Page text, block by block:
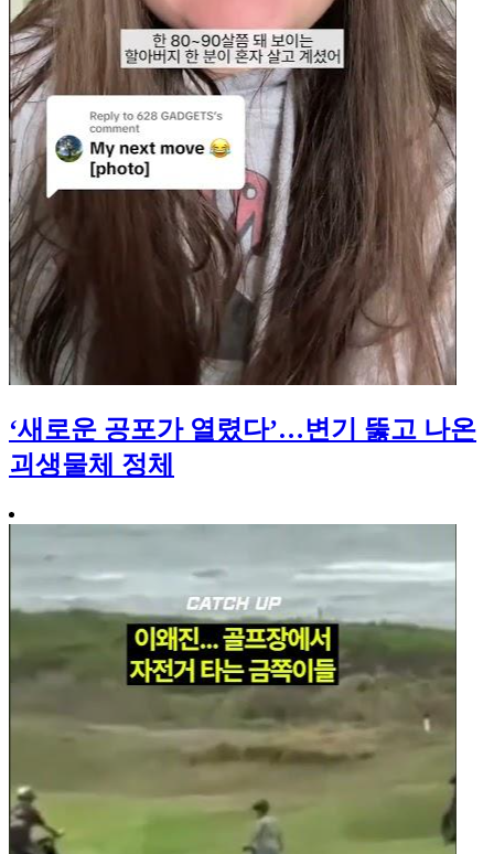
‘새로운 공포가 열렸다’…변기 뚫고 나온
괴생물체 정체